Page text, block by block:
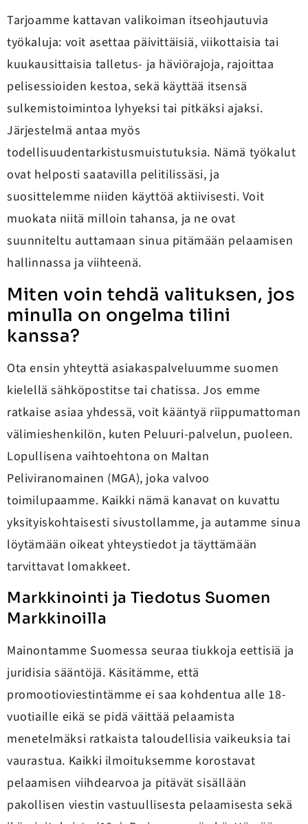
Tarjoamme kattavan valikoiman itseohjautuvia
työkaluja: voit asettaa päivittäisiä, viikottaisia tai
kuukausittaisia talletus- ja häviörajoja, rajoittaa
pelisessioiden kestoa, sekä käyttää itsensä
sulkemistoimintoa lyhyeksi tai pitkäksi ajaksi.
Järjestelmä antaa myös
todellisuudentarkistusmuistutuksia. Nämä työkalut
ovat helposti saatavilla pelitilissäsi, ja
suosittelemme niiden käyttöä aktiivisesti. Voit
muokata niitä milloin tahansa, ja ne ovat
suunniteltu auttamaan sinua pitämään pelaamisen
hallinnassa ja viihteenä.
Miten voin tehdä valituksen, jos
minulla on ongelma tilini
kanssa?
Ota ensin yhteyttä asiakaspalveluumme suomen
kielellä sähköpostitse tai chatissa. Jos emme
ratkaise asiaa yhdessä, voit kääntyä riippumattoman
välimieshenkilön, kuten Peluuri-palvelun, puoleen.
Lopullisena vaihtoehtona on Maltan
Peliviranomainen (MGA), joka valvoo
toimilupaamme. Kaikki nämä kanavat on kuvattu
yksityiskohtaisesti sivustollamme, ja autamme sinua
löytämään oikeat yhteystiedot ja täyttämään
tarvittavat lomakkeet.
Markkinointi ja Tiedotus Suomen
Markkinoilla
Mainontamme Suomessa seuraa tiukkoja eettisiä ja
juridisia sääntöjä. Käsitämme, että
promootioviestintämme ei saa kohdentua alle 18-
vuotiaille eikä se pidä väittää pelaamista
menetelmäksi ratkaista taloudellisia vaikeuksia tai
vaurastua. Kaikki ilmoituksemme korostavat
pelaamisen viihdearvoa ja pitävät sisällään
pakollisen viestin vastuullisesta pelaamisesta sekä